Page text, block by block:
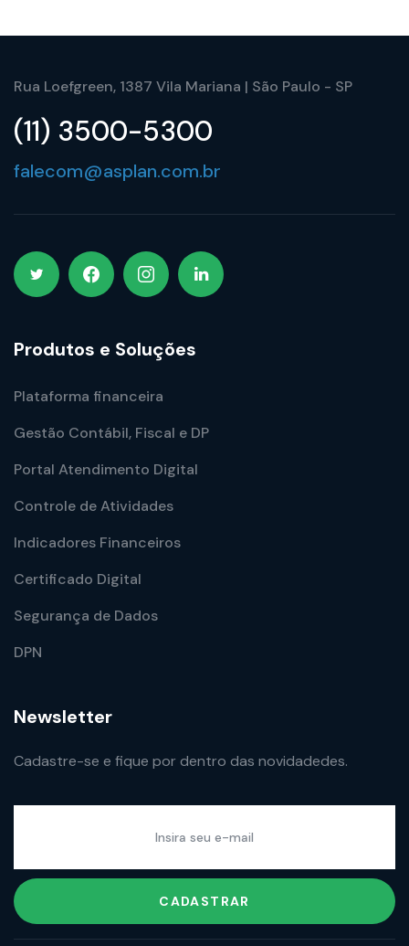
Rua Loefgreen, 1387 Vila Mariana | São Paulo - SP
(11) 3500-5300
falecom@asplan.com.br
Produtos e Soluções
Plataforma financeira
Gestão Contábil, Fiscal e DP
Portal Atendimento Digital
Controle de Atividades
Indicadores Financeiros
Certificado Digital
Segurança de Dados
DPN
Newsletter
Cadastre-se e fique por dentro das novidadedes.
CADASTRAR